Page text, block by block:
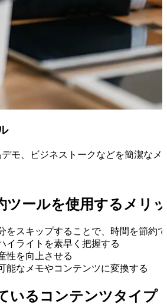
モ、ビジネストークなどを簡潔な
ツールを使用するメリ
をスキップすることで、時間を節約
イライトを素早く把握する
性を向上させる
能なメモやコンテンツに変換する
いるコンテンツタイプ